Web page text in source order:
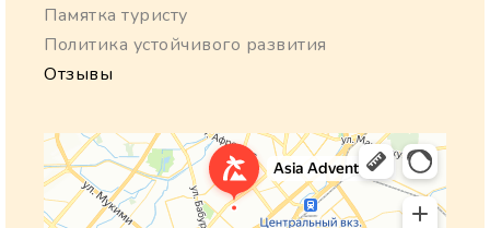
Памятка туристу
Политика устойчивого развития
Отзывы